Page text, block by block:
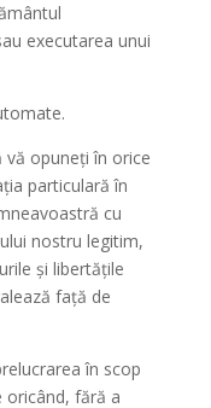
executarea unui
vă opuneți în orice
particulară în
cu
nostru legitim,
și libertățile
față de
în scop
oricând, fără a